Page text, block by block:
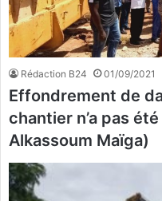
Rédaction B24 01/09/2021
Effondrement de
chantier n’a pas
Alkassoum Maïga)